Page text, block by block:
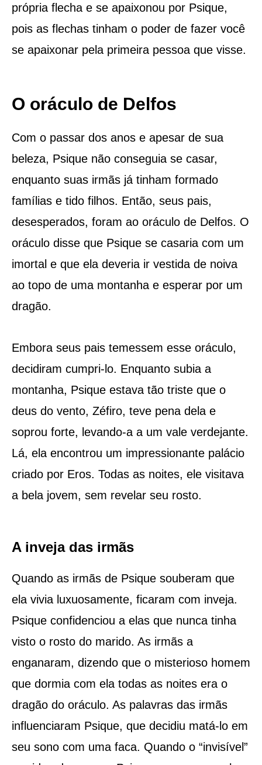
própria flecha e se apaixonou por Psique,
pois as flechas tinham o poder de fazer você
se apaixonar pela primeira pessoa que visse.
O oráculo de Delfos
Com o passar dos anos e apesar de sua
beleza, Psique não conseguia se casar,
enquanto suas irmãs já tinham formado
famílias e tido filhos. Então, seus pais,
desesperados, foram ao oráculo de Delfos. O
oráculo disse que Psique se casaria com um
imortal e que ela deveria ir vestida de noiva
ao topo de uma montanha e esperar por um
dragão.
Embora seus pais temessem esse oráculo,
decidiram cumpri-lo. Enquanto subia a
montanha, Psique estava tão triste que o
deus do vento, Zéfiro, teve pena dela e
soprou forte, levando-a a um vale verdejante.
Lá, ela encontrou um impressionante palácio
criado por Eros. Todas as noites, ele visitava
a bela jovem, sem revelar seu rosto.
A inveja das irmãs
Quando as irmãs de Psique souberam que
ela vivia luxuosamente, ficaram com inveja.
Psique confidenciou a elas que nunca tinha
visto o rosto do marido. As irmãs a
enganaram, dizendo que o misterioso homem
que dormia com ela todas as noites era o
dragão do oráculo. As palavras das irmãs
influenciaram Psique, que decidiu matá-lo em
seu sono com uma faca. Quando o “invisível”